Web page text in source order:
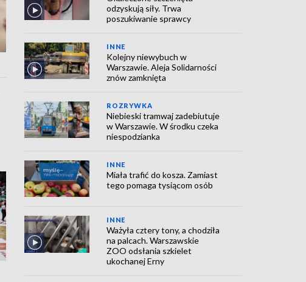
odzyskują siły. Trwa
poszukiwanie sprawcy
INNE
Kolejny niewybuch w
Warszawie. Aleja Solidarności
znów zamknięta
ROZRYWKA
Niebieski tramwaj zadebiutuje
w Warszawie. W środku czeka
niespodzianka
INNE
Miała trafić do kosza. Zamiast
tego pomaga tysiącom osób
INNE
Ważyła cztery tony, a chodziła
na palcach. Warszawskie
ZOO odsłania szkielet
ukochanej Erny